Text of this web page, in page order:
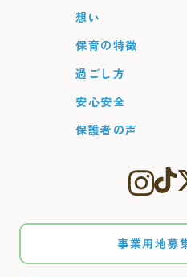
想い
保育の特徴
過ごし方
安心安全
保護者の声
事業用地募